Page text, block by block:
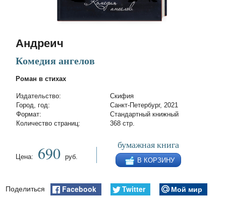
Андреич
Комедия ангелов
Роман в стихах
Издательство:
Скифия
Город, год:
Санкт-Петербург, 2021
Формат:
Стандартный книжный
Количество страниц:
368 стр.
Цена: 690 руб.
бумажная книга
В КОРЗИНУ
Поделиться Facebook Twitter
Мой мир